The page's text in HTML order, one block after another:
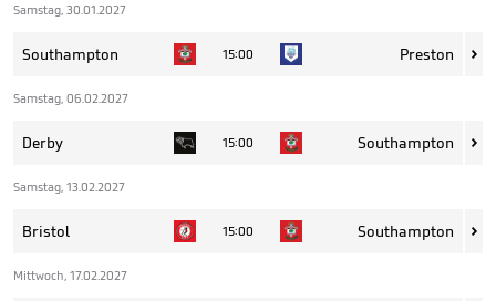
Samstag, 30.01.2027
Southampton 15:00 Preston 
Samstag, 06.02.2027
Derby 15:00 Southampton 
Samstag, 13.02.2027
Bristol 15:00 Southampton 
Mittwoch, 17.02.2027